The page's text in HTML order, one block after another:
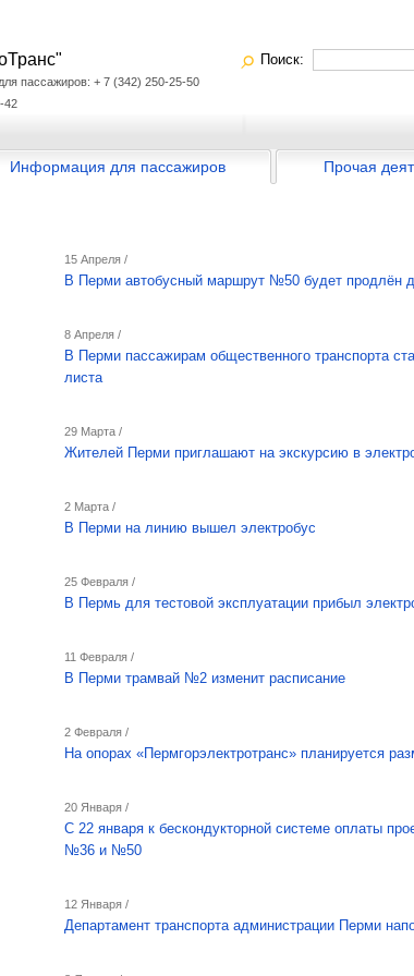
пассажиров: + 7 (342) 250-25-50
42
Поиск:
Информация для пассажиров Прочая
15 Апреля /
В Перми автобусный маршрут №50 будет продлён
8 Апреля /
В Перми пассажирам общественного транспорта
листа
29 Марта /
Жителей Перми приглашают на экскурсию в
2 Марта /
В Перми на линию вышел электробус
25 Февраля /
В Пермь для тестовой эксплуатации прибыл
11 Февраля /
В Перми трамвай №2 изменит расписание
2 Февраля /
На опорах «Пермгорэлектротранс» планируется
20 Января /
С 22 января к бескондукторной системе оплаты
№36 и №50
12 Января /
Департамент транспорта администрации Перми